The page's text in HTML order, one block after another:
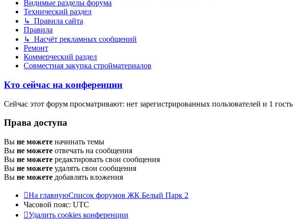
Видимые разделы форума
Технический раздел
↳ Правила сайта
Правила
↳ Насчёт рекламных сообщений
Ремонт
Коммерческий раздел
Совместная закупка стройматериалов
Кто сейчас на конференции
Сейчас этот форум просматривают: нет зарегистрированных пользователей и 1 гость
Права доступа
Вы не можете начинать темы
Вы не можете отвечать на сообщения
Вы не можете редактировать свои сообщения
Вы не можете удалять свои сообщения
Вы не можете добавлять вложения
На главнуюСписок форумов ЖК Белый Парк 2
Часовой пояс: UTC
Удалить cookies конференции